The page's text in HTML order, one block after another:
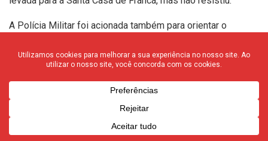
A Polícia Militar foi acionada também para orientar o
para procurarem pistas materiais que serão encaminhadas
A Polícia Civil vai investigar o caso para averiguar de quem
seria o cachorro na rua. O corpo de Nayane vai passar por
necrópsia no Instituto Médico Legal.